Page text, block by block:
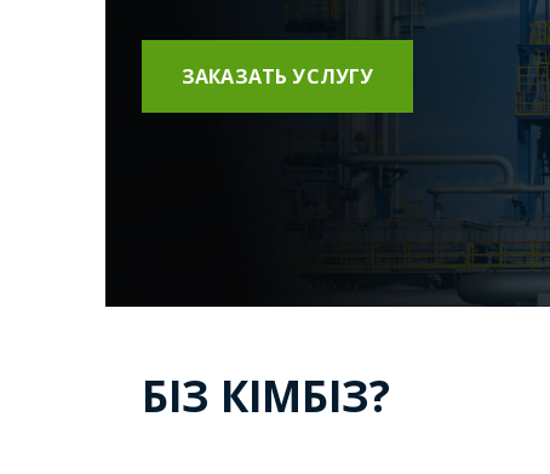
ЗАКАЗАТЬ УСЛУГУ
БІЗ КІМБІЗ?